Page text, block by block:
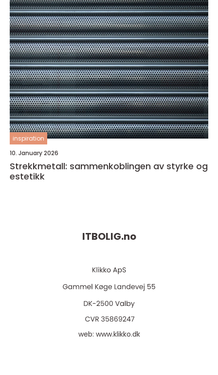
inspiration
10. January 2026
Strekkmetall: sammenkoblingen av styrke og
estetikk
ITBOLIG.no
web: www.klikko.dk